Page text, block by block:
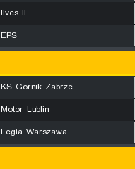
Ilves II
EPS
KS Gornik Zabrze
Motor Lublin
Legia Warszawa